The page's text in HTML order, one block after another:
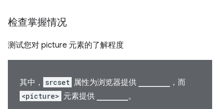
检查掌握情况
测试您对 picture 元素的了解程度
其中， srcset 属性为浏览器提供 ________，而
<picture> 元素提供 ________。